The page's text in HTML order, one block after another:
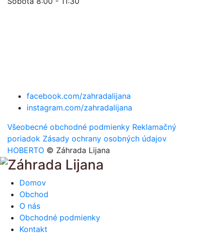
facebook.com/zahradalijana
instagram.com/zahradalijana
Všeobecné obchodné podmienky Reklamačný
poriadok Zásady ochrany osobných údajov
HOBERTO © Záhrada Lijana
Domov
Obchod
O nás
Obchodné podmienky
Kontakt